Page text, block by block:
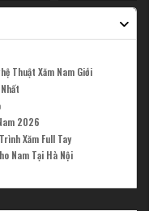
Thuật Xăm Nam Giới
2026
Xăm Full Tay
Nam Tại Hà Nội